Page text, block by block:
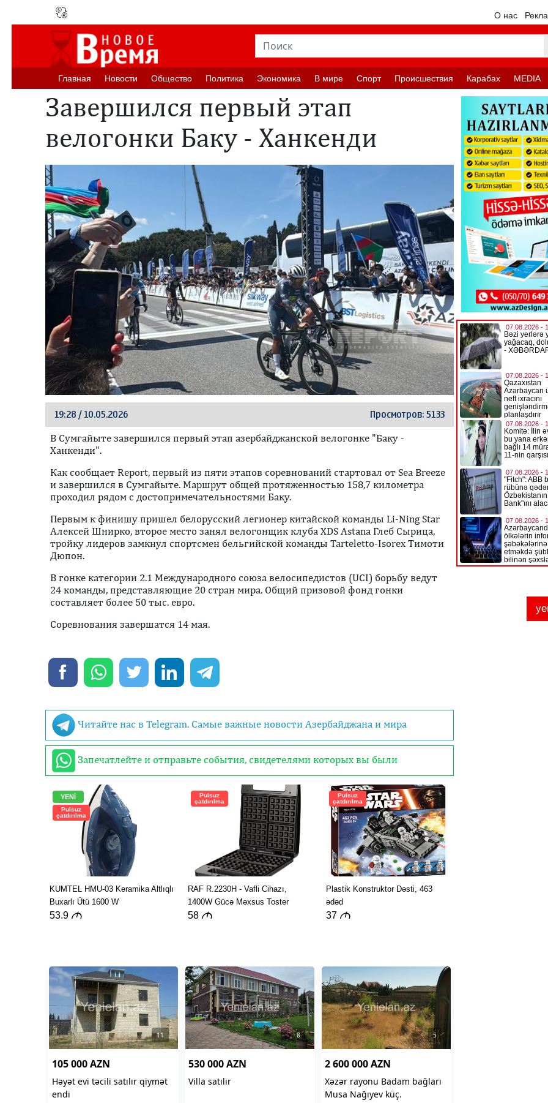
О нас
Главная Новости Oбщество Политика Экономика В мире Спорт Происшествия Карабах MEDIA
Завершился первый этап
велогонки Баку - Ханкенди
19:28 / 10.05.2026 Просмотров: 5133
В Сумгайыте завершился первый этап азербайджанской велогонке "Баку -
Ханкенди".
Как сообщает Report, первый из пяти этапов соревнований стартовал от Sea Breeze
и завершился в Сумгайыте. Маршрут общей протяженностью 158,7 километра
проходил рядом с достопримечательностями Баку.
Первым к финишу пришел белорусский легионер китайской команды Li-Ning Star
Алексей Шнирко, второе место занял велогонщик клуба XDS Astana Глеб Сырица,
тройку лидеров замкнул спортсмен бельгийской команды Tarteletto-Isorex Тимоти
Дюпон.
В гонке категории 2.1 Международного союза велосипедистов (UCI) борьбу ведут
24 команды, представляющие 20 стран мира. Общий призовой фонд гонки
составляет более 50 тыс. евро.
Соревнования завершатся 14 мая.
Читайте нас в Telegram. Самые важные новости Азербайджана и мира
Запечатлейте и отправьте события, свидетелями которых вы были